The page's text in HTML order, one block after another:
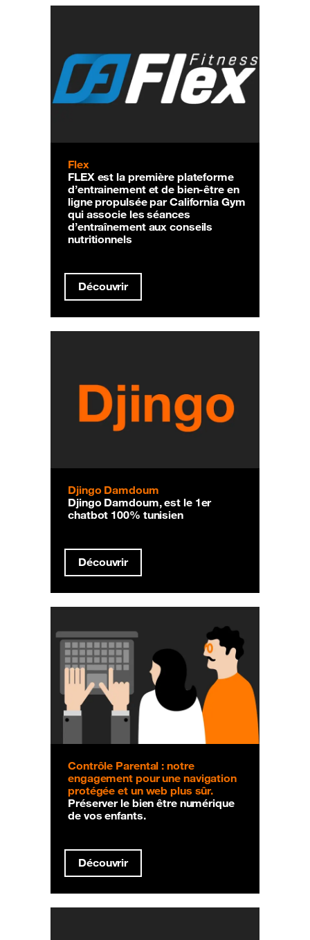
Flex
FLEX est la première plateforme
d’entrainement et de bien-être en
ligne propulsée par California Gym
qui associe les séances
d’entraînement aux conseils
nutritionnels
Découvrir
Djingo Damdoum
Djingo Damdoum, est le 1er
chatbot 100% tunisien
Découvrir
Contrôle Parental : notre
engagement pour une navigation
protégée et un web plus sûr.
Préserver le bien être numérique
de vos enfants.
Découvrir